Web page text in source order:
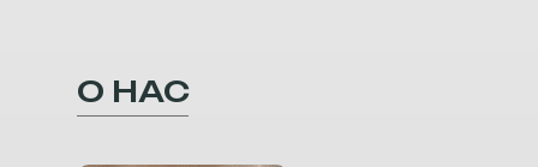
О НАС